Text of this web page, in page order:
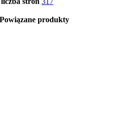
Powiązane produkty